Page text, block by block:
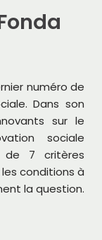
numéro de
Dans son
sur le
sociale
de 7 critères
conditions à
la question.